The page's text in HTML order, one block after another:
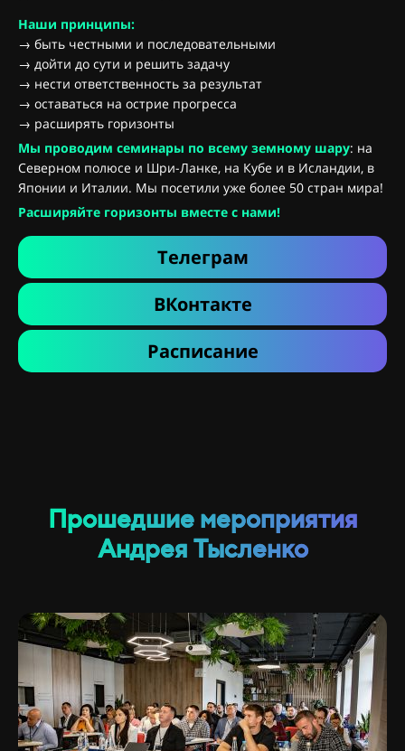
Наши принципы:
→ быть честными и последовательными
→ дойти до сути и решить задачу
→ нести ответственность за результат
→ оставаться на острие прогресса
→ расширять горизонты
Мы проводим семинары по всему земному шару: на
Северном полюсе и Шри-Ланке, на Кубе и в Исландии, в
Японии и Италии. Мы посетили уже более 50 стран мира!
Расширяйте горизонты вместе с нами!
Телеграм
ВКонтакте
Расписание
Прошедшие мероприятия
Андрея Тысленко